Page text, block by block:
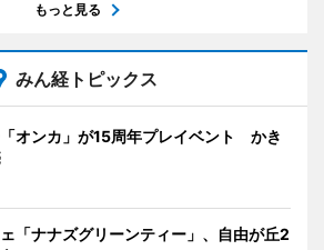
もっと見る
みん経トピックス
オンカ」が15周年プレイベント かき
「ナナズグリーンティー」、自由が丘2